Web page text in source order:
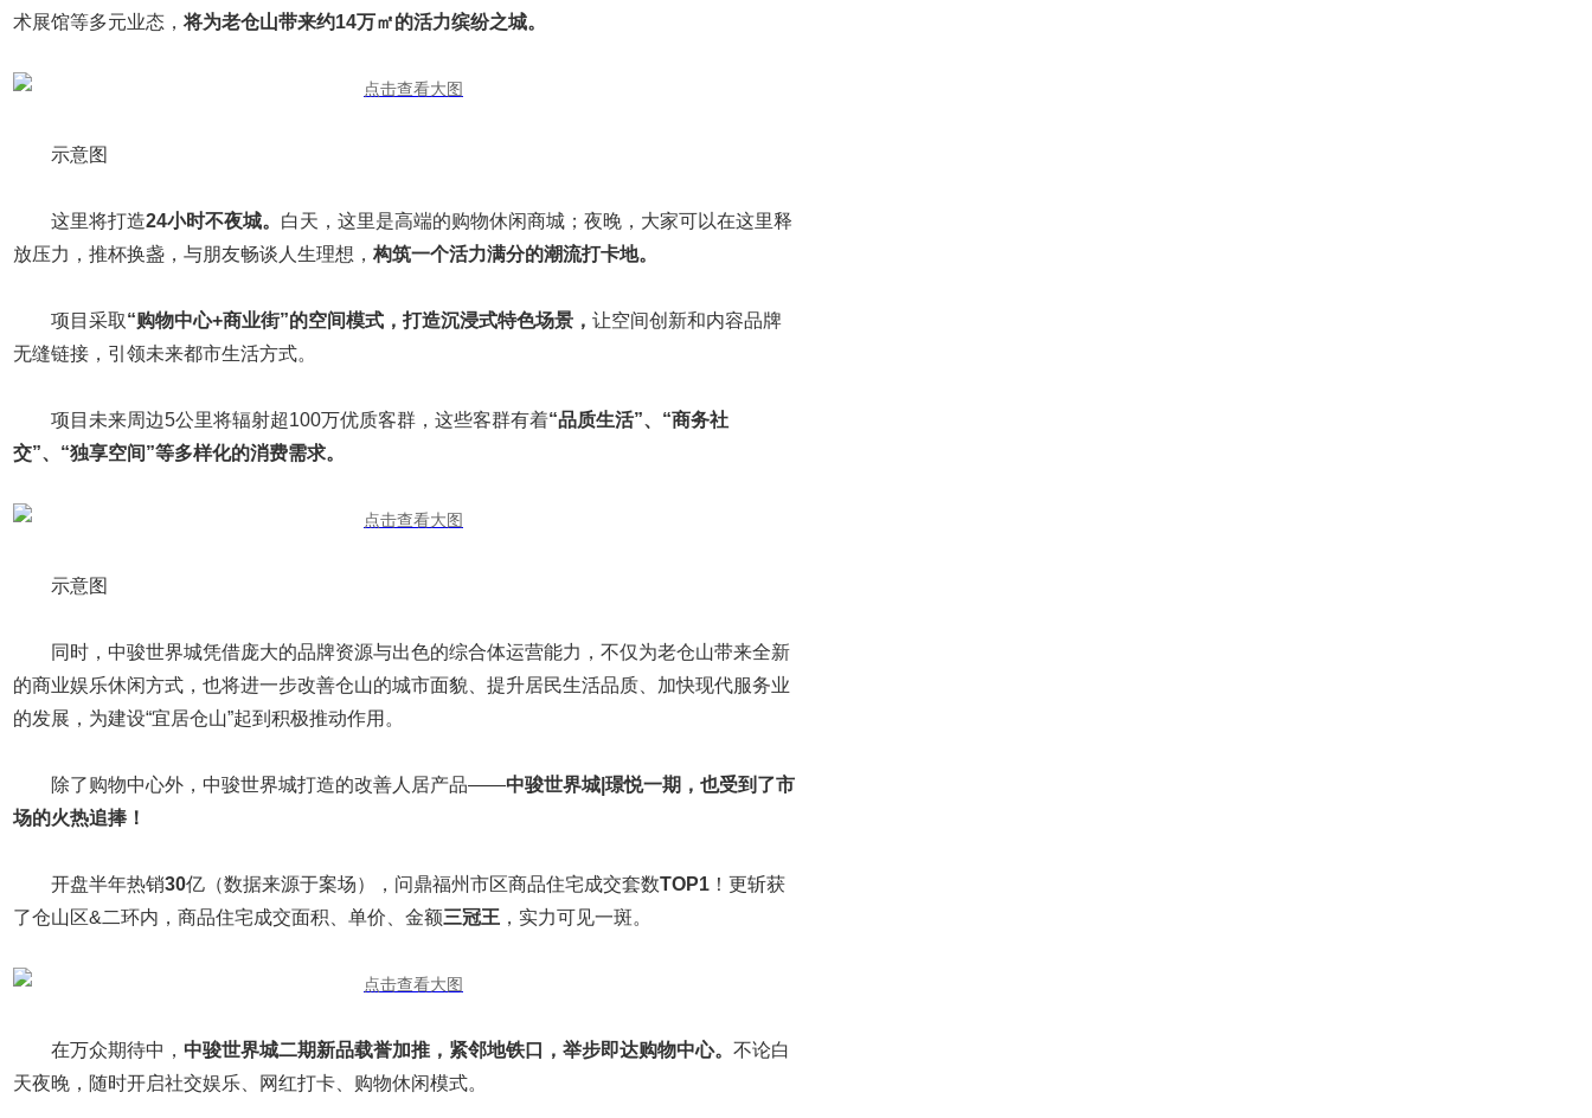
术展馆等多元业态，将为老仓山带来约14万㎡的活力缤纷之城。
示意图
这里将打造24小时不夜城。 白天，这里是高端的购物休闲商城；夜晚，大家可以在这里释
放压力，推杯换盏，与朋友畅谈人生理想， 构筑一个活力满分的潮流打卡地。
项目采取“购物中心+商业街”的空间模式，打造沉浸式特色场景， 让空间创新和内容品牌
无缝链接，引领未来都市生活方式。
项目未来周边5公里将辐射超100万优质客群，这些客群有着“品质生活”、“商务社
交”、“独享空间”等多样化的消费需求。
示意图
同时，中骏世界城凭借庞大的品牌资源与出色的综合体运营能力，不仅为老仓山带来全新
的商业娱乐休闲方式，也将进一步改善仓山的城市面貌、提升居民生活品质、加快现代服务业
的发展，为建设“宜居仓山”起到积极推动作用。
除了购物中心外，中骏世界城打造的改善人居产品——中骏世界城|璟悦一期，也受到了市
场的火热追捧！
开盘半年热销30亿（数据来源于案场），问鼎福州市区商品住宅成交套数TOP1 ！更斩获
了仓山区&二环内，商品住宅成交面积、单价、金额三冠王 ，实力可见一斑。
在万众期待中， 中骏世界城二期新品载誉加推，紧邻地铁口，举步即达购物中心。 不论白
天夜晚，随时开启社交娱乐、网红打卡、购物休闲模式。